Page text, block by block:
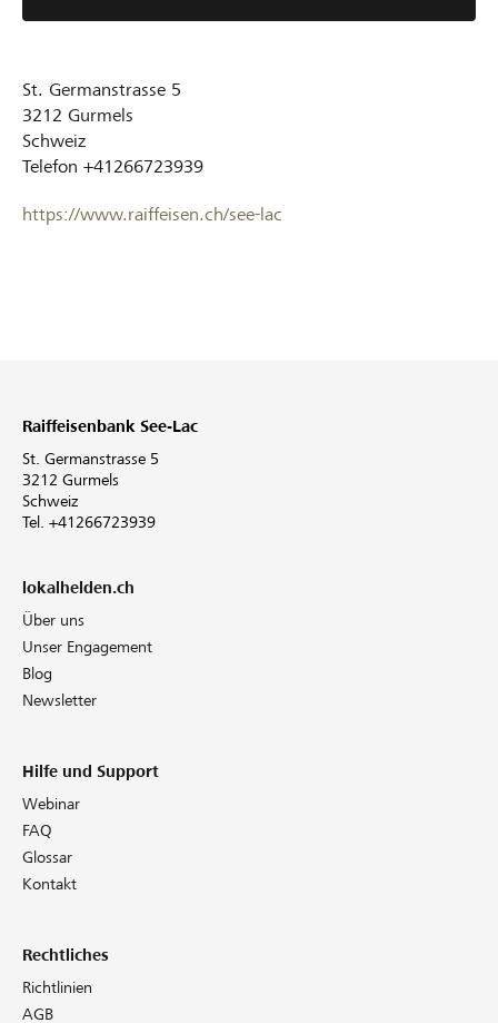
St. Germanstrasse 5
3212 Gurmels
Schweiz
Telefon +41266723939
https://www.raiffeisen.ch/see-lac
Raiffeisenbank See-Lac
St. Germanstrasse 5
3212 Gurmels
Schweiz
Tel. +41266723939
lokalhelden.ch
Über uns
Unser Engagement
Blog
Newsletter
Hilfe und Support
Webinar
FAQ
Glossar
Kontakt
Rechtliches
Richtlinien
AGB